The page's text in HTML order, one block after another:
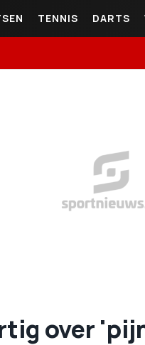
TENNIS DARTS
over